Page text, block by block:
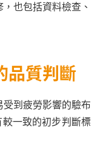
也包括資料檢查、
品質判斷
到疲勞影響的驗布
一致的初步判斷標